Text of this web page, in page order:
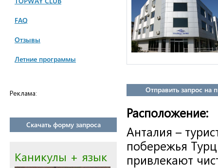
FAQ
Отзывы
Летние программы
Реклама:
Скачать форму запроса
Каникулы + язык
Отправить запрос на
Расположение:
Анталия –
побережья
привлекают